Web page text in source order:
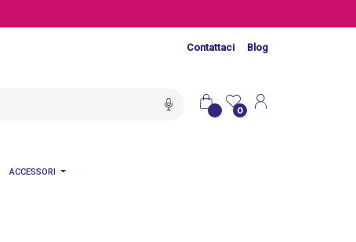
Contattaci Blog
0
ACCESSORI